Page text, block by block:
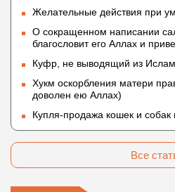
Желательные действия при
О сокращенном написании
благословит его Аллах и
Куфр, не выводящий из
Хукм оскорбления матери
доволен ею Аллах)
Купля-продажа кошек и
Все